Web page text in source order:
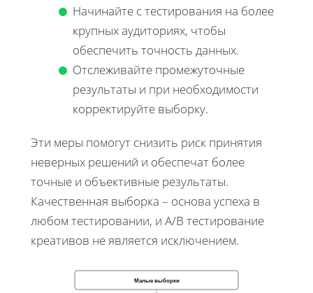
Начинайте с тестирования на более
крупных аудиториях, чтобы
обеспечить точность данных.
Отслеживайте промежуточные
результаты и при необходимости
корректируйте выборку.
Эти меры помогут снизить риск принятия
неверных решений и обеспечат более
точные и объективные результаты.
Качественная выборка – основа успеха в
любом тестировании, и A/B тестирование
креативов не является исключением.
Малые выборки